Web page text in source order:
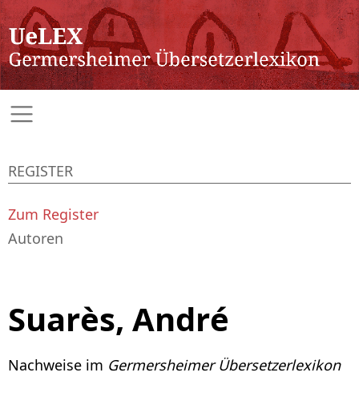
Suarès, André
Nachweise im Germersheimer Übersetzerlexikon
REGISTER
Zum Register
Autoren